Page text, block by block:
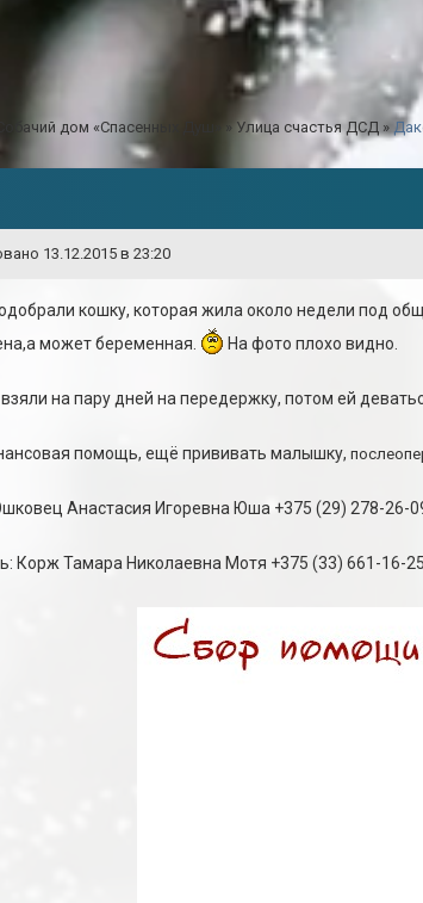
Собачий дом «Спасенных Душ» » Улица счастья ДСД »
13.12.2015 в 23:20
кошку, которая жила около недели под
может беременная.
На фото плохо видно.
на пару дней на передержку, потом ей
помощь, ещё прививать малышку,
Анастасия Игоревна Юша +375 (29) 278-26-
Корж Тамара Николаевна Мотя +375 (33) 661-16-25